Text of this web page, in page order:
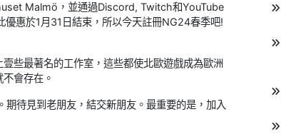
Malmö，並通過Discord, Twitch和YouTube
惠於1月31日結束，所以今天註冊NG24春季吧!
些最著名的工作室，這些都使北歐遊戲成為歐洲
會存在。
待見到老朋友，結交新朋友。最重要的是，加入